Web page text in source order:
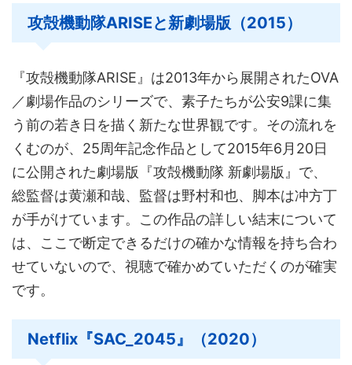
攻殻機動隊ARISEと新劇場版（2015）
『攻殻機動隊ARISE』は2013年から展開されたOVA
／劇場作品のシリーズで、素子たちが公安9課に集
う前の若き日を描く新たな世界観です。その流れを
くむのが、25周年記念作品として2015年6月20日
に公開された劇場版『攻殻機動隊 新劇場版』で、
総監督は黄瀬和哉、監督は野村和也、脚本は冲方丁
が手がけています。この作品の詳しい結末について
は、ここで断定できるだけの確かな情報を持ち合わ
せていないので、視聴で確かめていただくのが確実
です。
Netflix『SAC_2045』（2020）